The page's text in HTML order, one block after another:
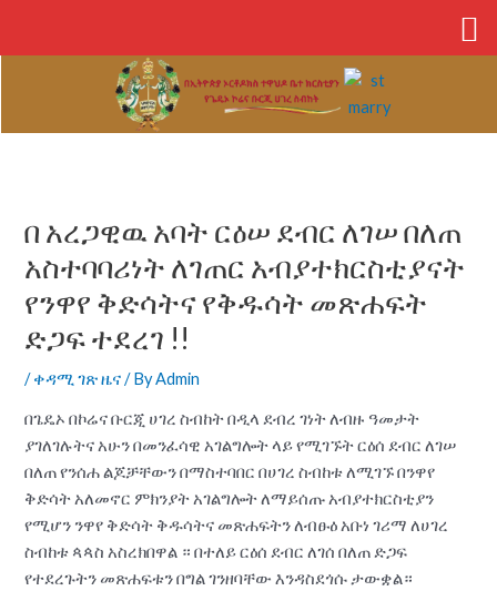
በ አረጋዊዉ አባት ርዕሠ ደብር ለገሠ በለጠ
አስተባባሪነት ለገጠር አብያተክርስቲያናት
የንዋየ ቅድሳትና የቅዱሳት መጽሐፍት
ድጋፍ ተደረገ !!
/ቀዳሚ ገጽ ዜና/ ByAdmin
በጌዴኦ በኮሬና ቡርጂ ሀገረ ስብከት በዲላ ደብረ ገነት ለብዙ ዓመታት
ያገለገሉትና አሁን በመንፈሳዊ አገልግሎት ላይ የሚገኙት ርዕሰ ደብር ለገሠ
በለጠ የንሰሐ ልጆቻቸውን በማስተባበር በሀገረ ስብከቱ ለሚገኙ በንዋየ
ቅድሳት አለመኖር ምክንያት አገልግሎት ለማይሰጡ አብያተክርስቲያን
የሚሆን ንዋየ ቅድሳት ቅዱሳትና መጽሐፍትን ለብፁዕ አቡነ ገሪማ ለሀገረ
ስብከቱ ጳጳስ አስረክበዋል ። በተለይ ርዕሰ ደብር ለገሰ በለጠ ድጋፍ
የተደረጉትን መጽሐፍቱን በግል ገንዘባቸው እንዳስደጎሱ ታውቋል።